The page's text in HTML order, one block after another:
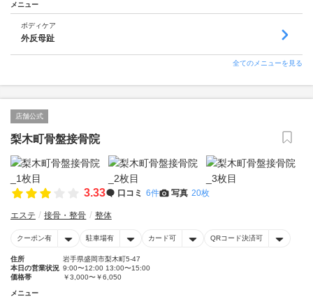
メニュー
ボディケア
外反母趾
全てのメニューを見る
店舗公式
梨木町骨盤接骨院
3.33 口コミ 6件 写真 20枚
エステ 接骨・整骨 整体
クーポン有 駐車場有 カード可 QRコード決済可
住所
岩手県盛岡市梨木町5-47
本日の営業状況 9:00〜12:00 13:00〜15:00
価格帯
￥3,000〜￥6,050
メニュー